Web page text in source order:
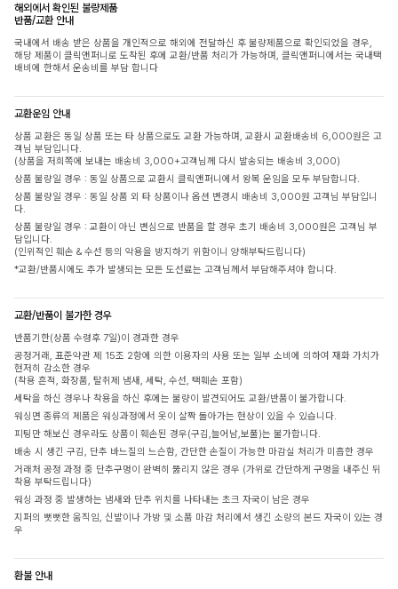
해외에서 확인된 불량제품
반품/교환 안내
국내에서 배송 받은 상품을 개인적으로 해외에 전달하신 후 불량제품으로 확인되었을 경우,
해당 제품이 클릭앤퍼니로 도착된 후에 교환/반품 처리가 가능하며, 클릭앤퍼니에서는 국내택
배비에 한해서 운송비를 부담 합니다
교환운임 안내
상품 교환은 동일 상품 또는 타 상품으로도 교환 가능하며, 교환시 교환배송비 6,000원은 고
객님 부담입니다.
(상품을 저희쪽에 보내는 배송비 3,000+고객님께 다시 발송되는 배송비 3,000)
상품 불량일 경우 : 동일 상품으로 교환시 클릭앤퍼니에서 왕복 운임을 모두 부담합니다.
상품 불량일 경우 : 동일 상품 외 타 상품이나 옵션 변경시 배송비 3,000원 고객님 부담입니
다.
상품 불량일 경우 : 교환이 아닌 변심으로 반품을 할 경우 초기 배송비 3,000원은 고객님 부
담입니다.
(인위적인 훼손 & 수선 등의 악용을 방지하기 위함이니 양해부탁드립니다)
*교환/반품시에도 추가 발생되는 모든 도선료는 고객님께서 부담해주셔야 합니다.
교환/반품이 불가한 경우
반품기한(상품 수령후 7일)이 경과한 경우
공정거래, 표준약관 제 15조 2항에 의한 이용자의 사용 또는 일부 소비에 의하여 재화 가치가
현저히 감소한 경우
(착용 흔적, 화장품, 탈취제 냄새, 세탁, 수선, 택훼손 포함)
세탁을 하신 경우나 착용을 하신 후에는 불량이 발견되어도 교환/반품이 불가합니다.
워싱면 종류의 제품은 워싱과정에서 옷이 살짝 돌아가는 현상이 있을 수 있습니다.
피팅만 해보신 경우라도 상품이 훼손된 경우(구김,늘어남,보풀)는 불가합니다.
배송 시 생긴 구김, 단추 바느질의 느슨함, 간단한 손질이 가능한 마감실 처리가 미흡한 경우
거래처 공정 과정 중 단추구멍이 완벽히 뚫리지 않은 경우 (가위로 간단하게 구멍을 내주신 뒤
착용 부탁드립니다)
워싱 과정 중 발생하는 냄새와 단추 위치를 나타내는 초크 자국이 남은 경우
지퍼의 뻣뻣한 움직임, 신발이나 가방 및 소품 마감 처리에서 생긴 소량의 본드 자국이 있는 경
우
환불 안내